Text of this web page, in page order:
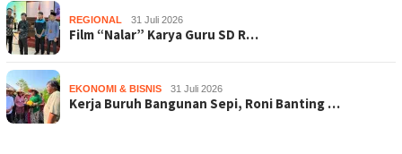
REGIONAL 31 Juli 2026
Film “Nalar” Karya Guru SD R…
EKONOMI & BISNIS 31 Juli 2026
Kerja Buruh Bangunan Sepi, Roni Banting …